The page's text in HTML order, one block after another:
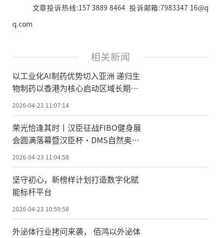
文章投诉热线:157 3889 8464 投诉邮箱:7983347 16@q
q.com
相关新闻
以工业化AI制药优势切入亚洲 递归生
物制药以香港为核心启动区域长期布
局
2026-04-23 11:07:14
荣光恰逢其时丨汉臣征战FIBO健身展
会圆满落幕暨汉臣杯·DMS自然奥赛
资格赛深圳站燃情开赛v
2026-04-23 11:04:58
坚守初心，新榜样计划打造数字化赋
能标杆平台
2026-04-23 10:59:58
外泌体行业拷问来袭， 佰鸿以外泌体